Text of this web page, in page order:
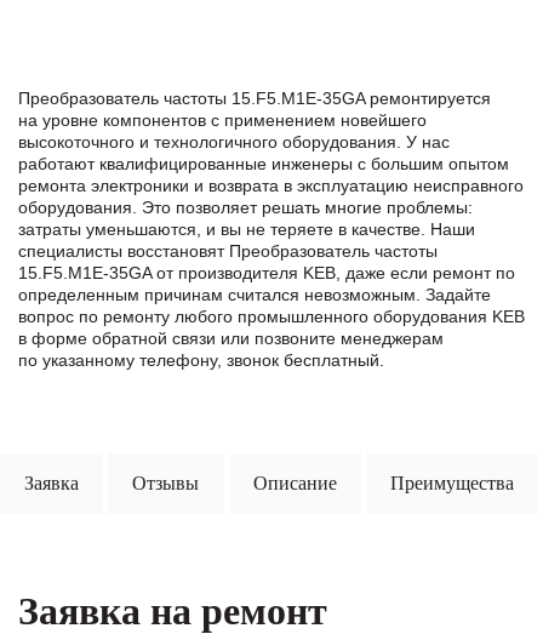
Преобразователь частоты 15.F5.M1E-35GA ремонтируется
на уровне компонентов с применением новейшего
высокоточного и технологичного оборудования. У нас
работают квалифицированные инженеры с большим опытом
ремонта электроники и возврата в эксплуатацию неисправного
оборудования. Это позволяет решать многие проблемы:
затраты уменьшаются, и вы не теряете в качестве. Наши
специалисты восстановят Преобразователь частоты
15.F5.M1E-35GA от производителя KEB, даже если ремонт по
определенным причинам считался невозможным. Задайте
вопрос по ремонту любого промышленного оборудования KEB
в формe обратной связи или позвоните менеджерам
по указанному телефону, звонок бесплатный.
Заявка Отзывы Описание Преимущества
Заявка на ремонт